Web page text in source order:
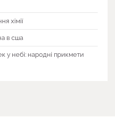
хімії
в сша
у небі: народні прикмети